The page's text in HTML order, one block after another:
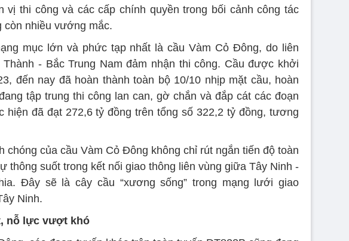
vị thi công và các cấp chính quyền trong bối cảnh công tác
còn nhiều vướng mắc.
mục lớn và phức tạp nhất là cầu Vàm Cỏ Đông, do liên
- Bắc Trung Nam đảm nhận thi công. Cầu được khởi
đến nay đã hoàn thành toàn bộ 10/10 nhịp mặt cầu, hoàn
tập trung thi công lan can, gờ chắn và đắp cát các đoạn
hiện đã đạt 272,6 tỷ đồng trên tổng số 322,2 tỷ đồng, tương
chóng của cầu Vàm Cỏ Đông không chỉ rút ngắn tiến độ toàn
thông suốt trong kết nối giao thông liên vùng giữa Tây Ninh -
Đây sẽ là cây cầu “xương sống” trong mạng lưới giao
Ninh.
nỗ lực vượt khó